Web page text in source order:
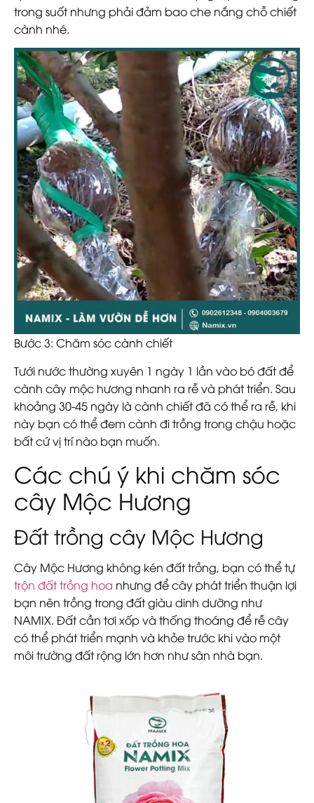
trong suốt nhưng phải đảm bao che nắng chỗ chiết
cành nhé.
Bước 3: Chăm sóc cành chiết
Tưới nước thường xuyên 1 ngày 1 lần vào bó đất để
cành cây mộc hương nhanh ra rễ và phát triển. Sau
khoảng 30-45 ngày là cành chiết đã có thể ra rễ, khi
này bạn có thể đem cành đi trồng trong chậu hoặc
bất cứ vị trí nào bạn muốn.
Các chú ý khi chăm sóc
cây Mộc Hương
Đất trồng cây Mộc Hương
Cây Mộc Hương không kén đất trồng, bạn có thể tự
trộn đất trồng hoa nhưng để cây phát triển thuận lợi
bạn nên trồng trong đất giàu dinh dưỡng như
NAMIX. Đất cần tơi xốp và thống thoáng để rễ cây
có thể phát triển mạnh và khỏe trước khi vào một
môi trường đất rộng lớn hơn như sân nhà bạn.